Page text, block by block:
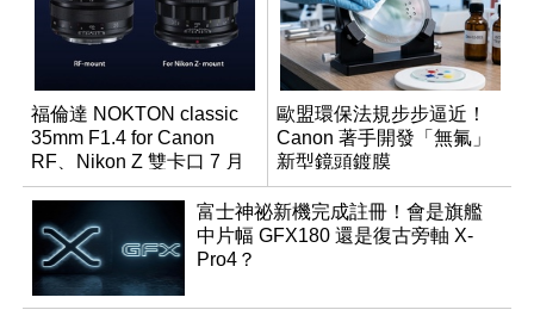
福倫達 NOKTON classic
35mm F1.4 for Canon
RF、Nikon Z 雙卡口 7 月
同步登台
歐盟環保法規步步逼近！
Canon 著手開發「無氟」
新型鏡頭鍍膜
富士神祕新機完成註冊！會是旗艦
中片幅 GFX180 還是復古旁軸 X-
Pro4？